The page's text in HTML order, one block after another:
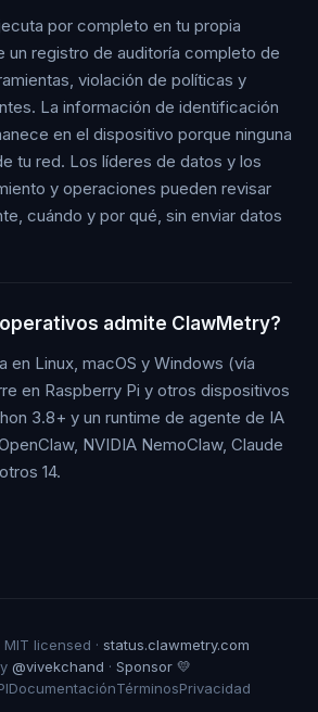
por completo en tu propia
un registro de auditoría completo de
violación de políticas y
La información de identificación
en el dispositivo porque ninguna
tu red. Los líderes de datos y los
y operaciones pueden revisar
cuándo y por qué, sin enviar datos
admite ClawMetry?
en Linux, macOS y Windows (vía
en Raspberry Pi y otros dispositivos
3.8+ y un runtime de agente de IA
NVIDIA NemoClaw, Claude
14.
MIT licensed · status.clawmetry.com
@vivekchand · Sponsor 💛
DocumentaciónTérminosPrivacidad